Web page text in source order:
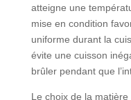
atteigne une
mise en condition
uniforme durant la
évite une cuisson
brûler pendant que
Le choix de la